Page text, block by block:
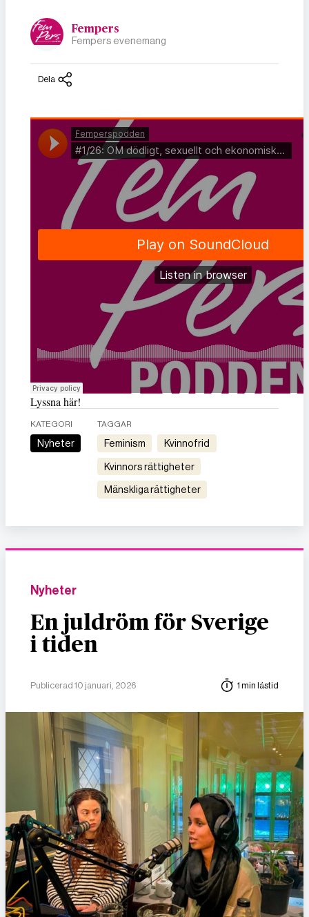
Fempers
Fempers evenemang
Dela
Lyssna här!
KATEGORI
Nyheter
TAGGAR
feminism kvinnofrid
kvinnors rättigheter
mänskliga rättigheter
Nyheter
En juldröm för Sverige
i tiden
Publicerad 10 januari, 2026 1 min lästid